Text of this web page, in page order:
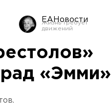
ЕАНовости
«Эмми»